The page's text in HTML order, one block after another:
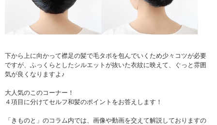
下から上に向かって襟足の髪で毛タボを包んでいくため少々コツが必要
ですが、ふっくらとしたシルエットが抜いた衣紋に映えて、ぐっと雰囲
気が良くなりますよ♪
大人気のこのコーナー！
４項目に分けてセルフ和髪のポイントをお答えします！
「きものと」のコラム内では、画像や動画を交えて解説しておりますの